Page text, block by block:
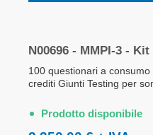
N00696 - MMPI-3 -
100 questionari a
crediti Giunti Testing per
Prodotto disponibile